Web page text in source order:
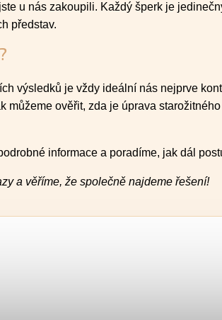
u nás zakoupili. Každý šperk je
představ.
výsledků je vždy ideální nás nejprve
můžeme ověřit, zda je úprava
informace a poradíme, jak dál
a věříme, že společně najdeme řešení!